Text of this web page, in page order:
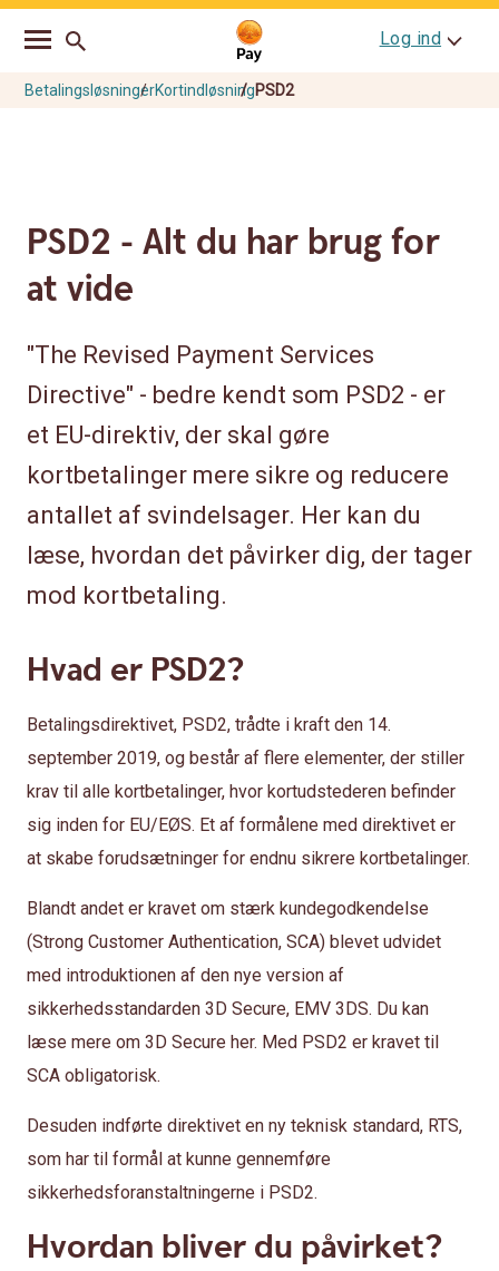
Go
navigation
Skip
Log ind
BetalingsløsningerKortindløsningPSD2
PSD2 - Alt du har brug for
at vide
"The Revised Payment Services
Directive" - bedre kendt som PSD2 - er
et EU-direktiv, der skal gøre
kortbetalinger mere sikre og reducere
antallet af svindelsager. Her kan du
læse, hvordan det påvirker dig, der tager
mod kortbetaling.
Hvad er PSD2?
Betalingsdirektivet, PSD2, trådte i kraft den 14.
september 2019, og består af flere elementer, der stiller
krav til alle kortbetalinger, hvor kortudstederen befinder
sig inden for EU/EØS. Et af formålene med direktivet er
at skabe forudsætninger for endnu sikrere kortbetalinger.
Blandt andet er kravet om stærk kundegodkendelse
(Strong Customer Authentication, SCA) blevet udvidet
med introduktionen af den nye version af
sikkerhedsstandarden 3D Secure, EMV 3DS. Du kan
læse mere om 3D Secure her. Med PSD2 er kravet til
SCA obligatorisk.
Desuden indførte direktivet en ny teknisk standard, RTS,
som har til formål at kunne gennemføre
sikkerhedsforanstaltningerne i PSD2.
Hvordan bliver du påvirket?